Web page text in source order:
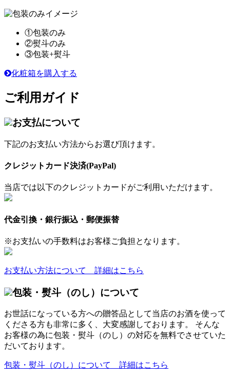
①包装のみ
②熨斗のみ
③包装+熨斗
化粧箱を購入する
ご利用ガイド
お支払について
下記のお支払い方法からお選び頂けます。
クレジットカード決済(PayPal)
当店では以下のクレジットカードがご利用いただけます。
代金引換・銀行振込・郵便振替
※お支払いの手数料はお客様ご負担となります。
お支払い方法について 詳細はこちら
包装・熨斗（のし）について
お世話になっている方への贈答品として当店のお酒を使って
くださる方も非常に多く、大変感謝しております。 そんな
お客様の為に包装・熨斗（のし）の対応を無料でさせていた
だいております。
包装・熨斗（のし）について 詳細はこちら